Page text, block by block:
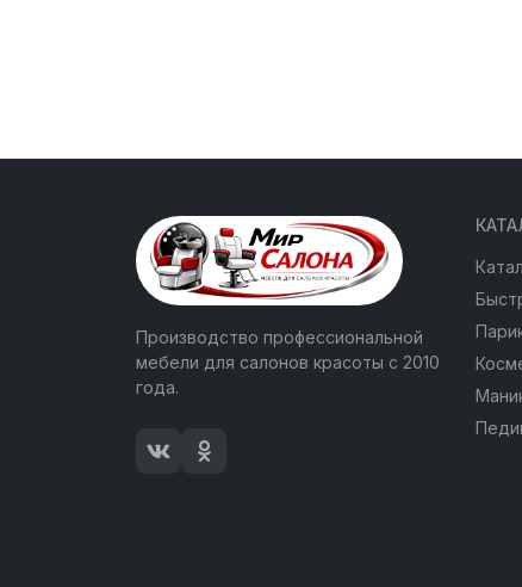
Производство профессиональной
мебели для салонов красоты с 2010
года.